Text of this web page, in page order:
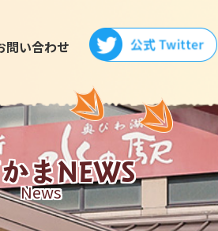
問い合わせ
まNEWS
News